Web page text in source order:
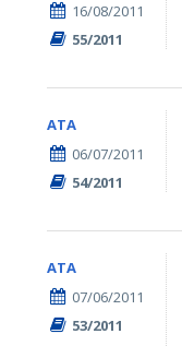
16/08/2011
55/2011
ATA
06/07/2011
54/2011
ATA
07/06/2011
53/2011